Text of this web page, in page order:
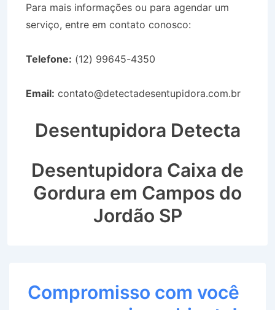
Para mais informações ou para agendar um
serviço, entre em contato conosco:
Telefone: (12) 99645-4350
Email: contato@detectadesentupidora.com.br
Desentupidora Detecta
Desentupidora Caixa de
Gordura em Campos do
Jordão SP
Compromisso com você